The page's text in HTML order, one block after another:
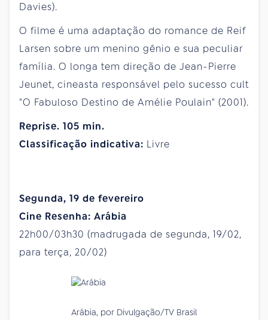
Davies).
O filme é uma adaptação do romance de Reif
Larsen sobre um menino gênio e sua peculiar
família. O longa tem direção de Jean-Pierre
Jeunet, cineasta responsável pelo sucesso cult
"O Fabuloso Destino de Amélie Poulain" (2001).
Reprise. 105 min.
Classificação indicativa: Livre
Segunda, 19 de fevereiro
Cine Resenha: Arábia
22h00/03h30 (madrugada de segunda, 19/02,
para terça, 20/02)
Arábia, por Divulgação/TV Brasil